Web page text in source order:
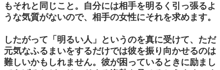
もそれと同じこと。自分には相手を明るく引っ張るよ
うな気質がないので、相手の女性にそれを求めます。
したがって「明るい人」というのを真に受けて、ただ
元気なふるまいをするだけでは彼を振り向かせるのは
難しいかもしれません。彼が困っているときに励まし